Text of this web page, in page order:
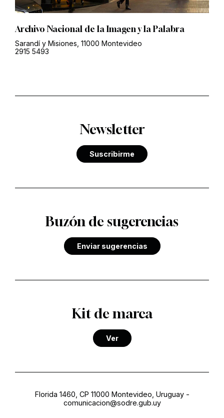
Archivo Nacional de la Imagen y la Palabra
Sarandí y Misiones, 11000 Montevideo
2915 5493
Newsletter
Suscribirme
Buzón de sugerencias
Enviar sugerencias
Kit de marca
Ver
Florida 1460, CP 11000 Montevideo, Uruguay-
comunicacion@sodre.gub.uy